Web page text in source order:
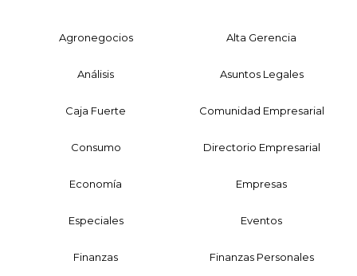
Agronegocios Alta Gerencia
Análisis Asuntos Legales
Caja Fuerte Comunidad Empresarial
Consumo Directorio Empresarial
Economía Empresas
Especiales Eventos
Finanzas Finanzas Personales